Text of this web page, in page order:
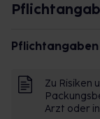
Pflichtangaben
Zu Risiken
Arzt oder